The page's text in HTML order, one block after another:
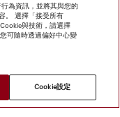
為資訊，並將其與您的
。 選擇「接受所有
與技術，請選擇
可隨時透過偏好中心變
Cookie設定